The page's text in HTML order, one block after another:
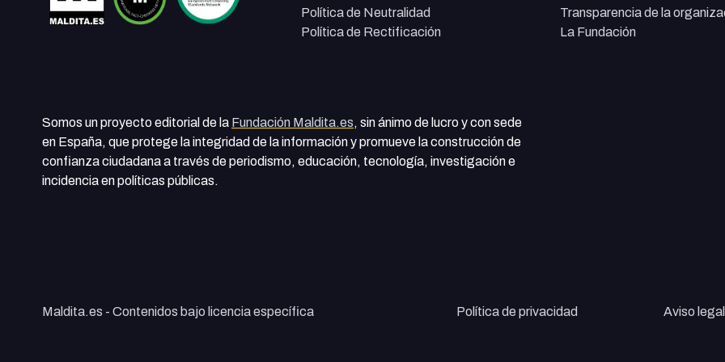
Política de Neutralidad
Política de Rectificación
Transparencia de la
La Fundación
Somos un proyecto editorial de la Fundación Maldita.es, sin ánimo de lucro y con sede
en España, que protege la integridad de la información y promueve la construcción de
confianza ciudadana a través de periodismo, educación, tecnología, investigación e
incidencia en políticas públicas.
Maldita.es - Contenidos bajo licencia específica Política de privacidad Aviso legal